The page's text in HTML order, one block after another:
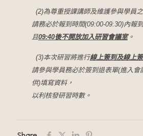
(2)為尊重授課講師及維護參與學員之
請務必於報到時間(09:00-09:30)內報到
且09:40後不開放加入研習會議室。
(3)本次研習將進行線上簽到及線上
請參與學員務必於簽到退表單(進入會
供)填寫資料，
以利核發研習時數。